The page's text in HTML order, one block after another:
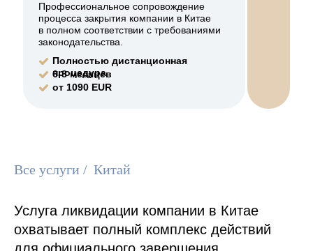
Полностью дистанционная
процедура
6-8 месяцев
от 1090 EUR
Профессиональное сопровождение
процесса закрытия компании в Китае
в полном соответствии с требованиями
законодательства.
Все услуги / Китай
Услуга ликвидации компании в Китае
охватывает полный комплекс действий